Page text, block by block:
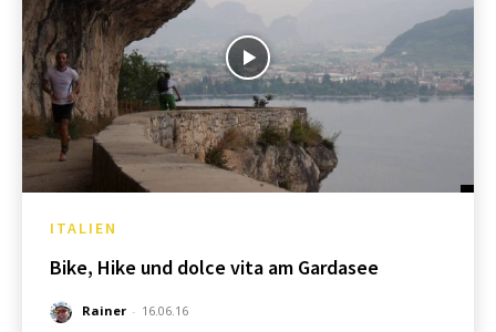
ITALIEN
Bike, Hike und dolce vita am Gardasee
Rainer - 16.06.16